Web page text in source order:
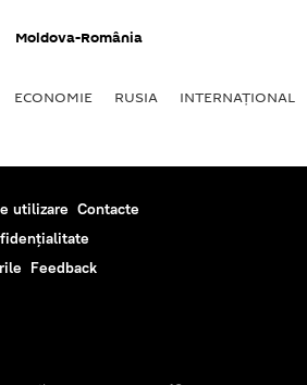
Moldova-România
ECONOMIE RUSIA INTERNAŢIONAL
utilizare Contacte
Feedback